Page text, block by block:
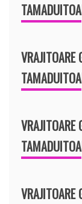
VRAJITOARE
VRAJITOARE
VRAJITOARE